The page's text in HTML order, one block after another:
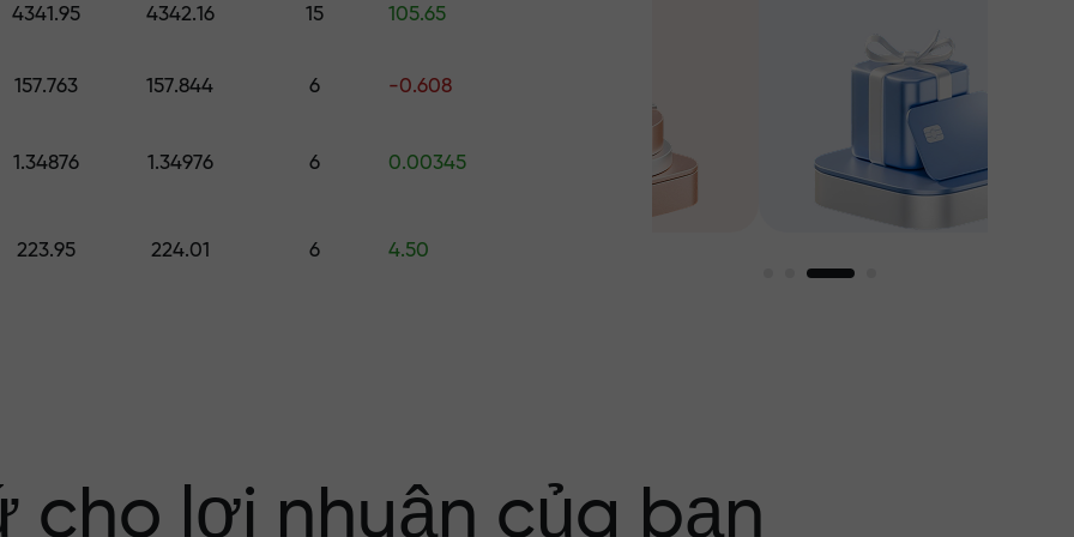
rủi ro — chúng tôi
của bạn
trên thị trường
4341.95 4342.16 15 105.65
157.763 157.844 6 -0.608
1.34876 1.34976 6 0.00345
223.95 224.01 6 4.50
cho lợi nhuận của bạn